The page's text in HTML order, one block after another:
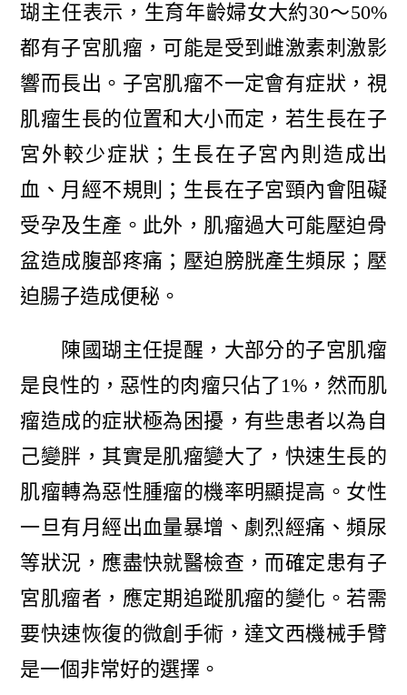
瑚主任表示，生育年齡婦女大約30〜50%
都有子宮肌瘤，可能是受到雌激素刺激影
響而長出。子宮肌瘤不一定會有症狀，視
肌瘤生長的位置和大小而定，若生長在子
宮外較少症狀；生長在子宮內則造成出
血、月經不規則；生長在子宮頸內會阻礙
受孕及生產。此外，肌瘤過大可能壓迫骨
盆造成腹部疼痛；壓迫膀胱產生頻尿；壓
迫腸子造成便秘。
陳國瑚主任提醒，大部分的子宮肌瘤
是良性的，惡性的肉瘤只佔了1%，然而肌
瘤造成的症狀極為困擾，有些患者以為自
己變胖，其實是肌瘤變大了，快速生長的
肌瘤轉為惡性腫瘤的機率明顯提高。女性
一旦有月經出血量暴增、劇烈經痛、頻尿
等狀況，應盡快就醫檢查，而確定患有子
宮肌瘤者，應定期追蹤肌瘤的變化。若需
要快速恢復的微創手術，達文西機械手臂
是一個非常好的選擇。